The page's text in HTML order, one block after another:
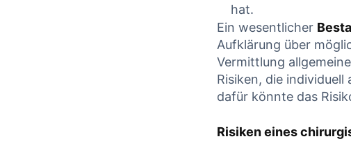
hat.
Ein wesentlicher
Aufklärung über
Vermittlung⁤
Risiken, die
dafür könnte das
Risiken eines